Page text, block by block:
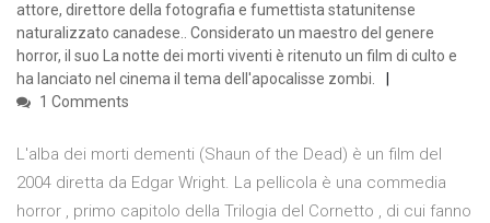
attore, direttore della fotografia e fumettista statunitense
naturalizzato canadese.. Considerato un maestro del genere
horror, il suo La notte dei morti viventi è ritenuto un film di culto e
ha lanciato nel cinema il tema dell'apocalisse zombi.
1 Comments
L'alba dei morti dementi (Shaun of the Dead) è un film del
2004 diretta da Edgar Wright. La pellicola è una commedia
horror , primo capitolo della Trilogia del Cornetto , di cui fanno